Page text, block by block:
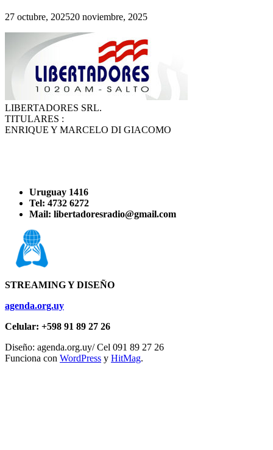
27 octubre, 202520 noviembre, 2025
LIBERTADORES SRL.
TITULARES :
ENRIQUE Y MARCELO DI GIACOMO
Uruguay 1416
Tel: 4732 6272
Mail: libertadoresradio@gmail.com
STREAMING Y DISEÑO
agenda.org.uy
Celular: +598 91 89 27 26
Diseño: agenda.org.uy/ Cel 091 89 27 26
Funciona con WordPress y HitMag.